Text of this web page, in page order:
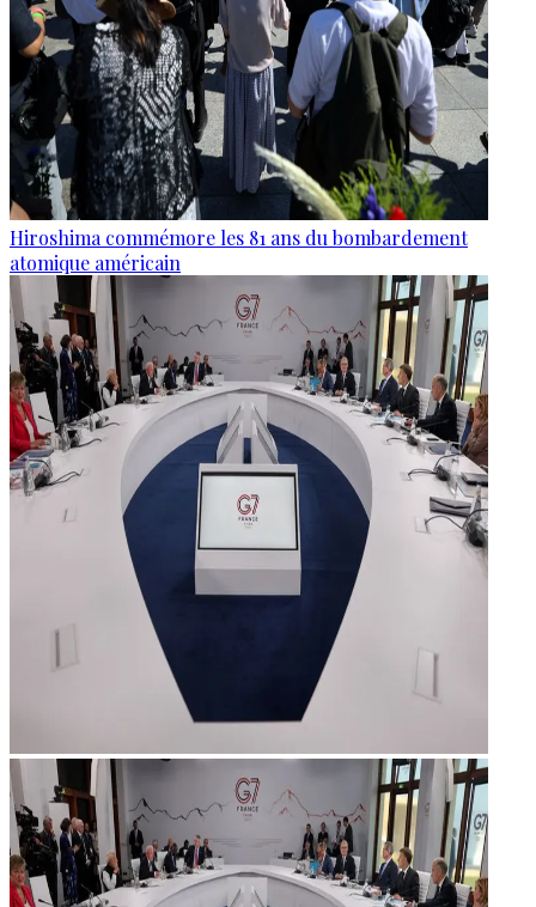
Hiroshima commémore les 81 ans du bombardement
atomique américain